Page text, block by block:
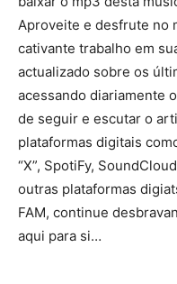
Aproveite e desfrute no
cativante trabalho em
actualizado sobre os
acessando diariamente
de seguir e escutar o
plataformas digitais
“X”, SpotiFy,
outras plataformas
FAM, continue
aqui para si…